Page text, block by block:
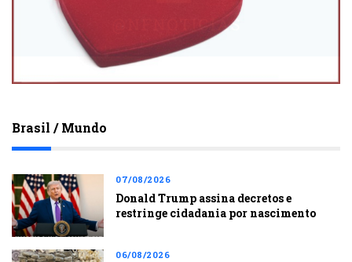
Brasil / Mundo
07/08/2026
Donald Trump assina decretos e
restringe cidadania por nascimento
06/08/2026